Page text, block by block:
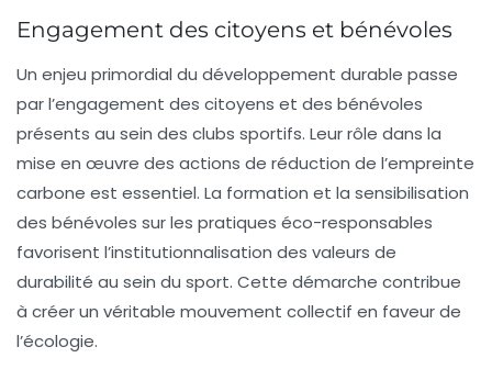
Engagement des citoyens et bénévoles
Un enjeu primordial du développement durable passe
par l’engagement des citoyens et des bénévoles
présents au sein des clubs sportifs. Leur rôle dans la
mise en œuvre des actions de réduction de l’empreinte
carbone est essentiel. La formation et la sensibilisation
des bénévoles sur les pratiques éco-responsables
favorisent l’institutionnalisation des valeurs de
durabilité au sein du sport. Cette démarche contribue
à créer un véritable mouvement collectif en faveur de
l’écologie.